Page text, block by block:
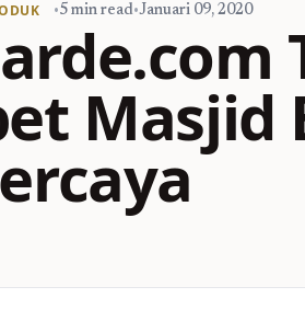
•5 min read•Januari 09, 2020
Masjid